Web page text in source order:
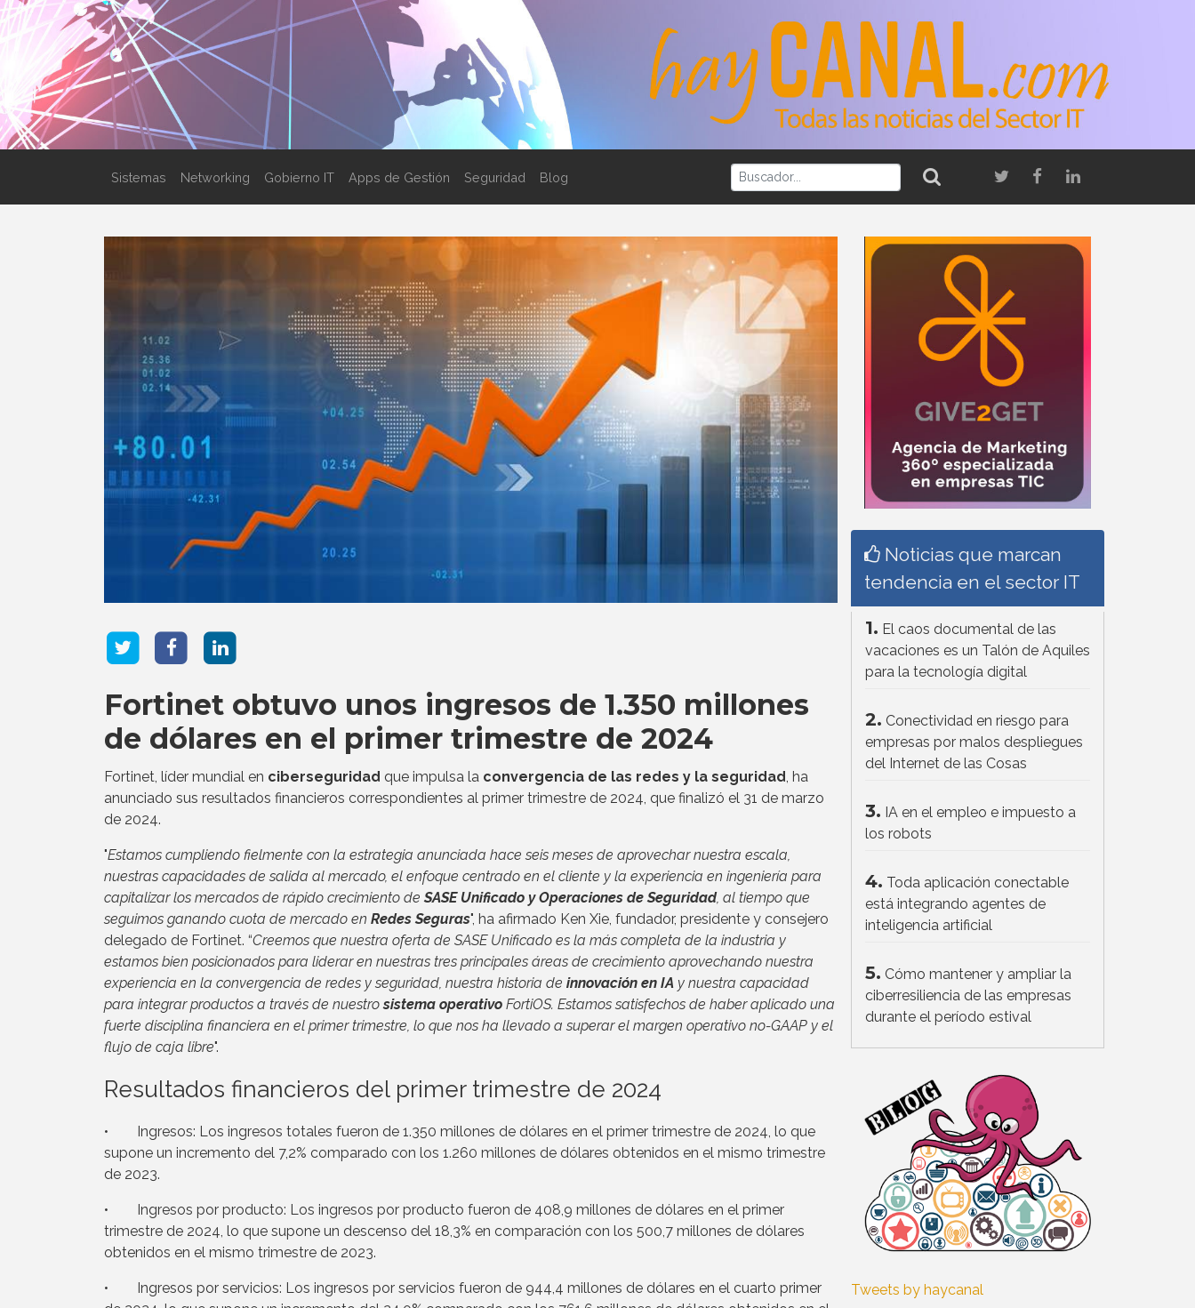
Sistemas Networking Gobierno IT Apps de Gestión Seguridad Blog
Fortinet obtuvo unos ingresos de 1.350 millones
de dólares en el primer trimestre de 2024
Fortinet, líder mundial en ciberseguridad que impulsa la convergencia de las redes y la seguridad, ha
anunciado sus resultados financieros correspondientes al primer trimestre de 2024, que finalizó el 31 de marzo
de 2024.
"Estamos cumpliendo fielmente con la estrategia anunciada hace seis meses de aprovechar nuestra escala,
nuestras capacidades de salida al mercado, el enfoque centrado en el cliente y la experiencia en ingeniería para
capitalizar los mercados de rápido crecimiento deSASE Unificado y Operaciones de Seguridad, al tiempo que
seguimos ganando cuota de mercado en Redes Seguras", ha afirmado Ken Xie, fundador, presidente y consejero
delegado de Fortinet. “Creemos que nuestra oferta de SASE Unificado es la más completa de la industria y
estamos bien posicionados para liderar en nuestras tres principales áreas de crecimiento aprovechando nuestra
experiencia en la convergencia de redes y seguridad, nuestra historia de innovación en IA y nuestra capacidad
para integrar productos a través de nuestrosistema operativo FortiOS. Estamos satisfechos de haber aplicado una
fuerte disciplina financiera en el primer trimestre, lo que nos ha llevado a superar el margen operativo no-GAAP y el
flujo de caja libre".
Resultados financieros del primer trimestre de 2024
• Ingresos: Los ingresos totales fueron de 1.350 millones de dólares en el primer trimestre de 2024, lo que
supone un incremento del 7,2% comparado con los 1.260 millones de dólares obtenidos en el mismo trimestre
de 2023.
• Ingresos por producto: Los ingresos por producto fueron de 408,9 millones de dólares en el primer
trimestre de 2024, lo que supone un descenso del 18,3% en comparación con los 500,7 millones de dólares
obtenidos en el mismo trimestre de 2023.
• Ingresos por servicios: Los ingresos por servicios fueron de 944,4 millones de dólares en el cuarto primer
Noticias que marcan
tendencia en el sector IT
1. El caos documental de las
vacaciones es un Talón de Aquiles
para la tecnología digital
2. Conectividad en riesgo para
empresas por malos despliegues
del Internet de las Cosas
3. IA en el empleo e impuesto a
los robots
4. Toda aplicación conectable
está integrando agentes de
inteligencia artificial
5. Cómo mantener y ampliar la
ciberresiliencia de las empresas
durante el período estival
Tweets by haycanal